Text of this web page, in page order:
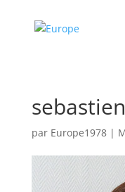
par Europe1978|